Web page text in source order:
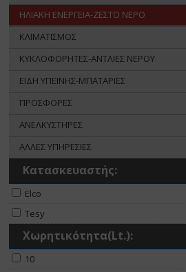
ΗΛΙΑΚΗ ΕΝΕΡΓΕΙΑ-ΖΕΣΤΟ ΝΕΡΟ
ΚΛΙΜΑΤΙΣΜΟΣ
ΚΥΚΛΟΦΟΡΗΤΕΣ-ΑΝΤΛΙΕΣ ΝΕΡΟΥ
ΕΙΔΗ ΥΓΙΕΙΝΗΣ-ΜΠΑΤΑΡΙΕΣ
ΠΡΟΣΦΟΡΕΣ
ΑΝΕΛΚΥΣΤΗΡΕΣ
ΑΛΛΕΣ ΥΠΗΡΕΣΙΕΣ
Κατασκευαστής:
Elco
Tesy
Χωρητικότητα(Lt.):
10